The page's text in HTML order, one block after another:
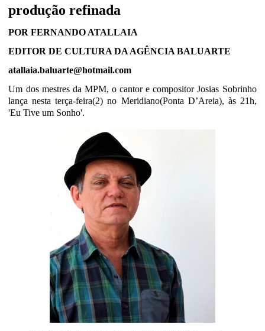
produção refinada
POR FERNANDO ATALLAIA
EDITOR DE CULTURA DA AGÊNCIA BALUARTE
atallaia.baluarte@hotmail.com
Um dos mestres da MPM, o cantor e compositor Josias Sobrinho
lança nesta terça-feira(2) no Meridiano(Ponta D’Areia), às 21h,
'Eu Tive um Sonho'.